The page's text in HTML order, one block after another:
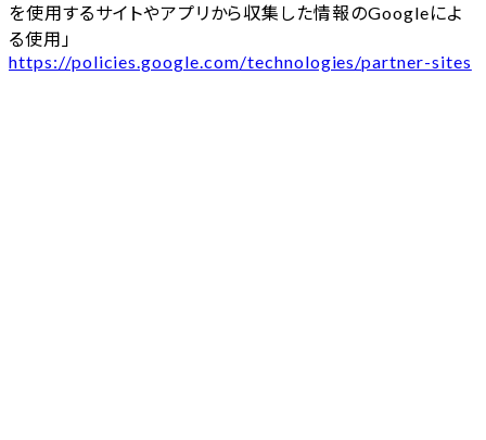
を使用するサイトやアプリから収集した情報のGoogleによ
る使用」
https://policies.google.com/technologies/partner-sites